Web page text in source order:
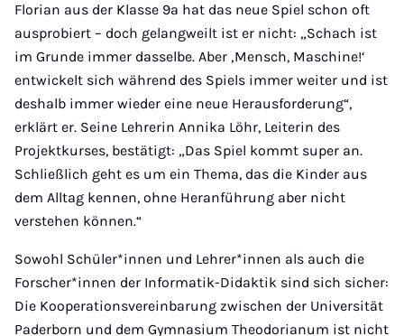
Florian aus der Klasse 9a hat das neue Spiel schon oft
ausprobiert – doch gelangweilt ist er nicht: „Schach ist
im Grunde immer dasselbe. Aber ‚Mensch, Maschine!‘
entwickelt sich während des Spiels immer weiter und ist
deshalb immer wieder eine neue Herausforderung“,
erklärt er. Seine Lehrerin Annika Löhr, Leiterin des
Projektkurses, bestätigt: „Das Spiel kommt super an.
Schließlich geht es um ein Thema, das die Kinder aus
dem Alltag kennen, ohne Heranführung aber nicht
verstehen können.“
Sowohl Schüler*innen und Lehrer*innen als auch die
Forscher*innen der Informatik-Didaktik sind sich sicher:
Die Kooperationsvereinbarung zwischen der Universität
Paderborn und dem Gymnasium Theodorianum ist nicht